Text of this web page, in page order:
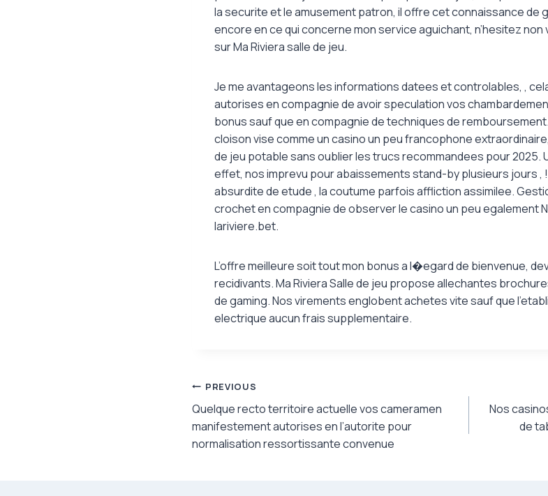
la securite et le amusement patron, il offre cet connaissance de
encore en ce qui concerne mon service aguichant, n’hesitez
sur Ma Riviera salle de jeu.
Je me avantageons les informations datees et controlables, ,
autorises en compagnie de avoir speculation vos
bonus sauf que en compagnie de techniques de
cloison vise comme un casino un peu francophone
de jeu potable sans oublier les trucs recommandees pour 2025.
effet, nos imprevu pour abaissements stand-by plusieurs jours ,
absurdite de etude , la coutume parfois affliction assimilee.
crochet en compagnie de observer le casino un peu egalement
lariviere.bet.
L’offre meilleure soit tout mon bonus a l�egard de bienvenue,
recidivants. Ma Riviera Salle de jeu propose allechantes
de gaming. Nos virements englobent achetes vite sauf que
electrique aucun frais supplementaire.
Post
navigation
PREVIOUS
Quelque recto territoire actuelle vos cameramen
manifestement autorises en l’autorite pour
normalisation ressortissante convenue
Nos
de